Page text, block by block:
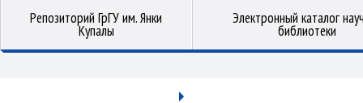
Репозиторий ГрГУ им. Янки
Купалы
Электронный каталог
библиотеки